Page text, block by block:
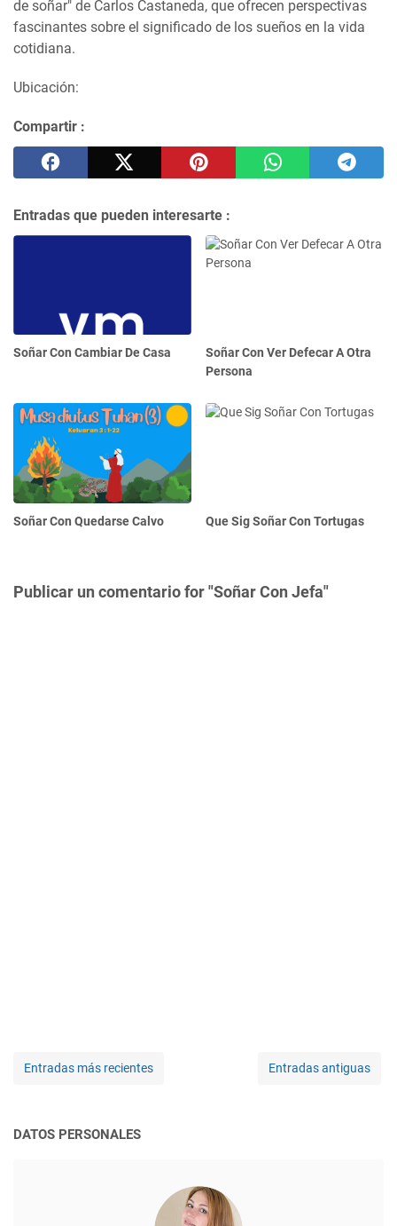
de soñar" de Carlos Castaneda, que ofrecen perspectivas
fascinantes sobre el significado de los sueños en la vida
cotidiana.
Ubicación:
Compartir :
Entradas que pueden interesarte :
Soñar Con Cambiar De Casa
Soñar Con Ver Defecar A Otra
Persona
Soñar Con Quedarse Calvo Que Sig Soñar Con Tortugas
Publicar un comentario for "Soñar Con Jefa"
Entradas más recientes Entradas antiguas
DATOS PERSONALES